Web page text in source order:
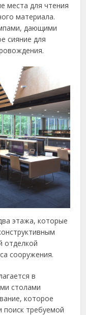
места для чтения
материала.
дающими
сияние для
этажа, которые
отделкой
сооружения.
в
столами
которое
поиск требуемой